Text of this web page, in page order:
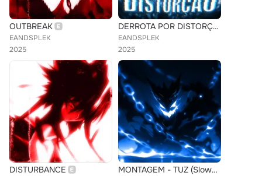
OUTBREAK
EANDSPLEK
2025
DERROTA POR DISTORÇÃO
EANDSPLEK
2025
DISTURBANCE MONTAGEM - TUZ (Slowed)